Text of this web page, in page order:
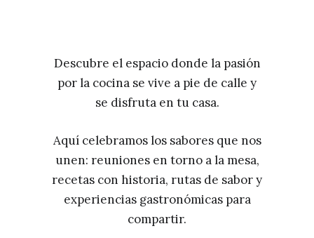
Descubre el espacio donde la pasión
por la cocina se vive a pie de calle y
se disfruta en tu casa.
Aquí celebramos los sabores que nos
unen: reuniones en torno a la mesa,
recetas con historia, rutas de sabor y
experiencias gastronómicas para
compartir.